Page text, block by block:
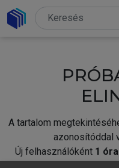
A tartalom
azonosítóddal
Új felhasználóként 1